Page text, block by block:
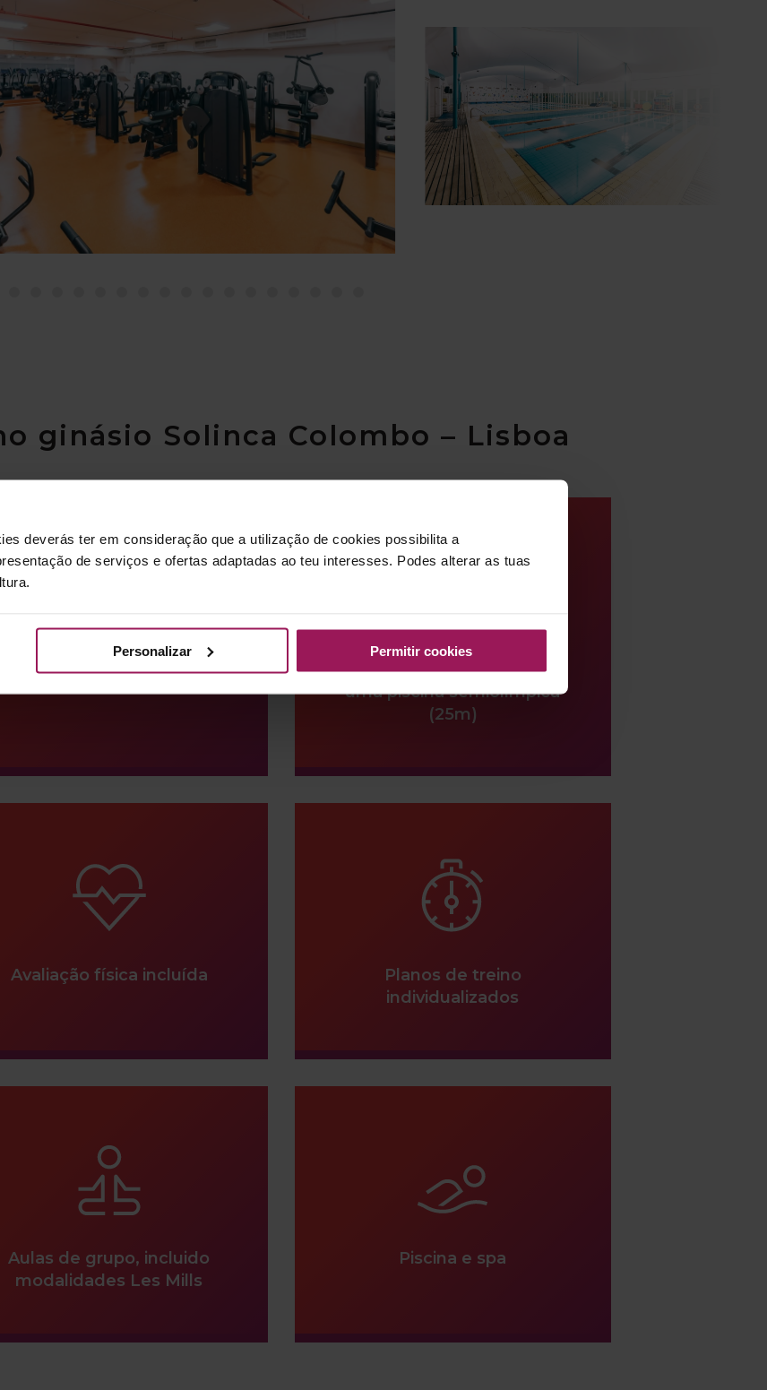
deverás ter em consideração que a utilização de cookies possibilita a
de serviços e ofertas adaptadas ao teu interesses. Podes alterar as tuas
Personalizar Permitir cookies
ginásio Solinca Colombo – Lisboa
Estacionamento coberto
Duas Piscinas, incluindo
uma piscina semiolímpica
(25m)
Avaliação física incluída
Planos de treino
individualizados
Aulas de grupo, incluido
modalidades Les Mills
Piscina e spa